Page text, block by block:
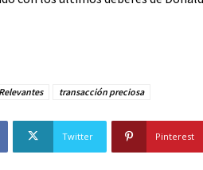
Relevantes transacción preciosa
Twitter Pinterest